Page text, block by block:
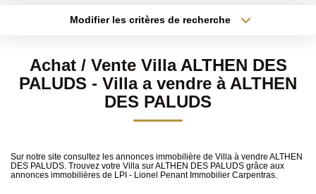
ESTIMATION
CONTACT
Modifier les critères de recherche
Surface min Budget max
Plus de critères Créer une alerte
Achat / Vente Villa ALTHEN DES
PALUDS - Villa a vendre à ALTHEN
DES PALUDS
Sur notre site consultez les annonces immobilière de Villa à vendre ALTHEN
DES PALUDS. Trouvez votre Villa sur ALTHEN DES PALUDS grâce aux
annonces immobilières de LPI - Lionel Penant Immobilier Carpentras.